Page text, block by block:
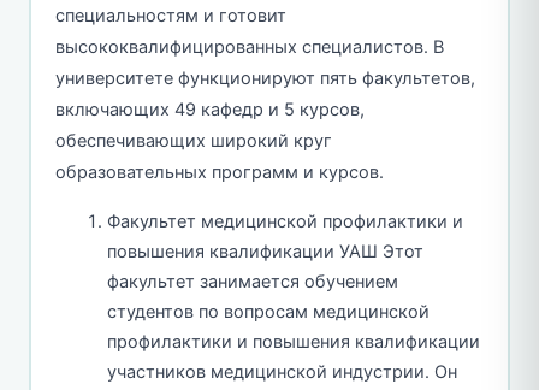
специальностям и готовит
высококвалифицированных специалистов. В
университете функционируют пять факультетов,
включающих 49 кафедр и 5 курсов,
обеспечивающих широкий круг
образовательных программ и курсов.
Факультет медицинской профилактики и
повышения квалификации УАШ Этот
факультет занимается обучением
студентов по вопросам медицинской
профилактики и повышения квалификации
участников медицинской индустрии. Он